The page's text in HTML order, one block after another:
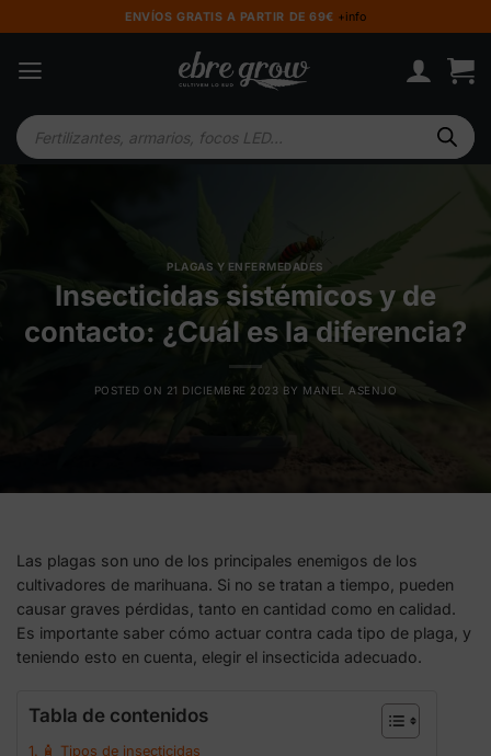
al
contenido
ENVÍOS GRATIS A PARTIR DE 69€ +info
Búsqueda
de
productos
PLAGAS Y ENFERMEDADES
Insecticidas sistémicos y de
contacto: ¿Cuál es la diferencia?
POSTED ON 21 DICIEMBRE 2023 BY MANEL ASENJO
Las plagas son uno de los principales enemigos de los
cultivadores de marihuana. Si no se tratan a tiempo, pueden
causar graves pérdidas, tanto en cantidad como en calidad.
Es importante saber cómo actuar contra cada tipo de plaga, y
teniendo esto en cuenta, elegir el insecticida adecuado.
Tabla de contenidos
🧴 Tipos de insecticidas